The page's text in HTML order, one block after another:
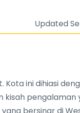
Updated
ini dihiasi
kisah pengalaman